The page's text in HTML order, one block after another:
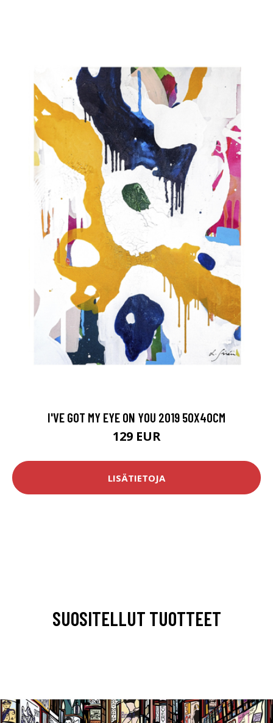
I'VE GOT MY EYE ON YOU 2019 50X40CM
129 EUR
LISÄTIETOJA
SUOSITELLUT TUOTTEET